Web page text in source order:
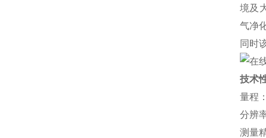
境及
气净
同时
技术
量程
分辨
测量